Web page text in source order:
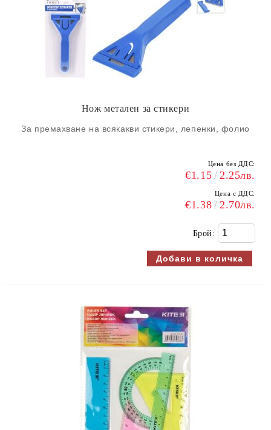
Нож метален за стикери
За премахване на всякакви стикери, лепенки, фолио
Цена без ДДС:
€1.15 2.25лв.
Цена с ДДС:
€1.38 2.70лв.
Брой: